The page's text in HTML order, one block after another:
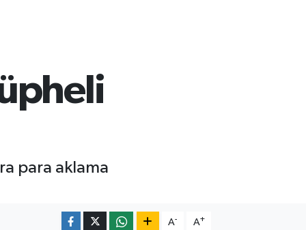
para aklama
A- A+